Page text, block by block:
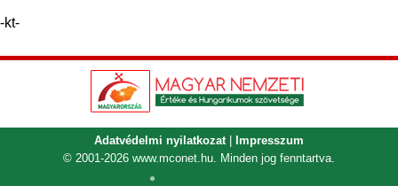
-kt-
Adatvédelmi nyilatkozat|
Impresszum
© 2001-2026 www.mconet.hu. Minden jog fenntartva.